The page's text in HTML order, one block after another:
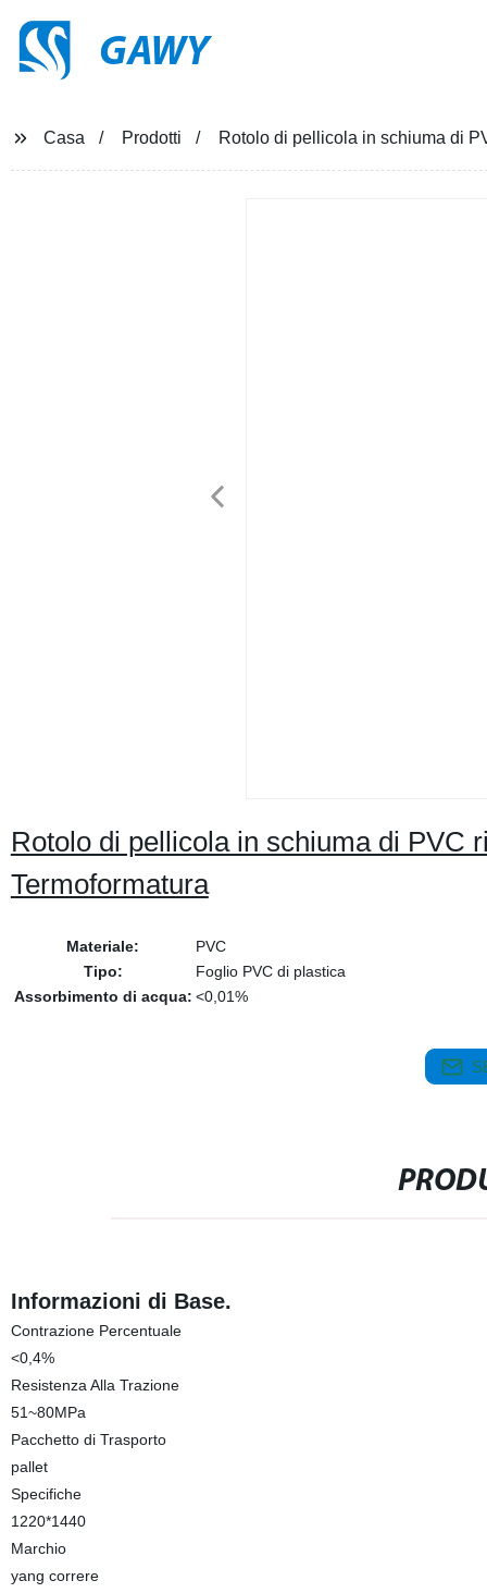
GAWY
Casa Prodotti Rotolo di pellicola in schiuma di
Rotolo di pellicola in schiuma di PVC
Termoformatura
Materiale:
PVC
Tipo:
Foglio PVC di plastica
Assorbimento di acqua: <0,01%
Informazioni di Base.
Contrazione Percentuale
<0,4%
Resistenza Alla Trazione
51~80MPa
Pacchetto di Trasporto
pallet
Specifiche
1220*1440
Marchio
yang correre